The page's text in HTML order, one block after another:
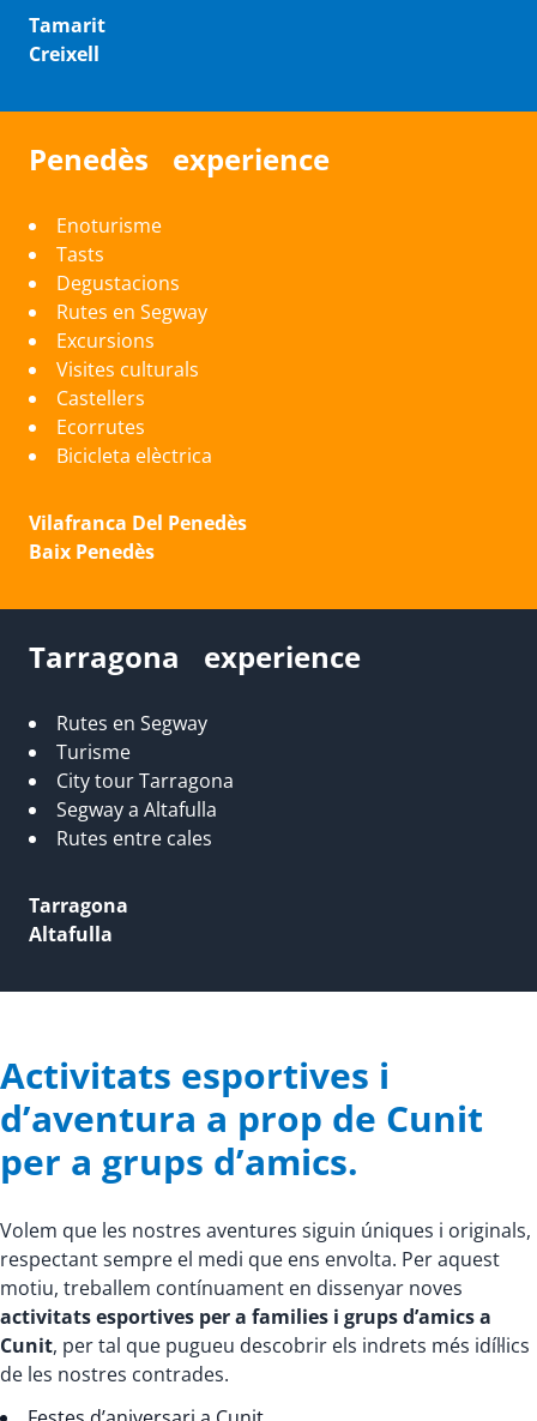
Tamarit
Creixell
Penedès experience
Enoturisme
Tasts
Degustacions
Rutes en Segway
Excursions
Visites culturals
Castellers
Ecorrutes
Bicicleta elèctrica
Vilafranca Del Penedès
Baix Penedès
Tarragona experience
Rutes en Segway
Turisme
City tour Tarragona
Segway a Altafulla
Rutes entre cales
Tarragona
Altafulla
Activitats esportives i
d’aventura a prop de Cunit
per a grups d’amics.
Volem que les nostres aventures siguin úniques i originals,
respectant sempre el medi que ens envolta. Per aquest
motiu, treballem contínuament en dissenyar noves
activitats esportives per a families i grups d’amics a
Cunit, per tal que pugueu descobrir els indrets més idíl·lics
de les nostres contrades.